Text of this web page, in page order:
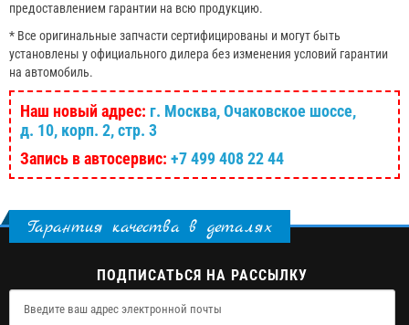
предоставлением гарантии на всю продукцию.
* Все оригинальные запчасти сертифицированы и могут быть
установлены у официального дилера без изменения условий гарантии
на автомобиль.
Наш новый адрес: г. Москва, Очаковское шоссе,
д. 10, корп. 2, стр. 3
Запись в автосервис: +7 499 408 22 44
Гарантия качества в деталях
ПОДПИСАТЬСЯ НА РАССЫЛКУ